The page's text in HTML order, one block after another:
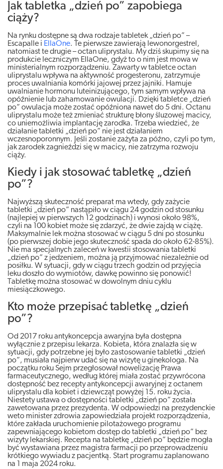
Jak tabletka „dzień po” zapobiega
ciąży?
Na rynku dostępne są dwa rodzaje tabletek „dzień po” –
Escapalle i EllaOne. Te pierwsze zawierają lewonorgestrel,
natomiast te drugie – octan uliprystalu. My dziś skupimy się na
produkcie leczniczym EllaOne, gdyż to o nim jest mowa w
ministerialnym rozporządzeniu. Zawarty w tabletce octan
uliprystalu wpływa na aktywność progesteronu, zatrzymuje
proces uwalniania komórki jajowej przez jajniki. Hamuje
uwalnianie hormonu luteinizującego, tym samym wpływa na
opóźnienie lub zahamowanie owulacji. Dzięki tabletce „dzień
po” owulacja może zostać opóźniona nawet do 5 dni. Octanu
uliprystalu może też zmieniać strukturę błony śluzowej macicy,
co uniemożliwia implantację zarodka. Trzeba wiedzieć, że
działanie tabletki „dzień po” nie jest działaniem
wczesnoporonnym. Jeśli zostanie zażyta za późno, czyli po tym,
jak zarodek zagnieździ się w macicy, nie zatrzyma rozwoju
ciąży.
Kiedy i jak stosować tabletkę „dzień
po”?
Najwyższą skuteczność preparat ma wtedy, gdy zażycie
tabletki „dzień po” nastąpiło w ciągu 24 godzin od stosunku
(najlepiej w pierwszych 12 godzinach) i wynosi około 98%,
czyli na 100 kobiet może się zdarzyć, że dwie zajdą w ciążę.
Maksymalnie lek można stosować w ciągu 5 dni po stosunku
(po pierwszej dobie jego skuteczność spada do około 62-85%).
Nie ma specjalnych zaleceń w kwestii stosowania tabletki
„dzień po” z jedzeniem, można ją przyjmować niezależnie od
posiłku. W sytuacji, gdy w ciągu trzech godzin od przyjęcia
leku doszło do wymiotów, dawkę powinno się ponowić!
Tabletkę można stosować w dowolnym dniu cyklu
miesiączkowego.
Kto może przepisać tabletkę „dzień
po”?
Od 2017 roku antykoncepcja awaryjna była dostępna
wyłącznie z przepisu lekarza. Kobieta, która znalazła się w
sytuacji, gdy potrzebne jej było zastosowanie tabletki „dzień
po”, musiała najpierw udać się na wizytę u ginekologa. Na
początku roku Sejm przegłosował nowelizację Prawa
farmaceutycznego, według której miała zostać przywrócona
dostępność bez recepty antykoncepcji awaryjnej z octanem
uliprystalu dla kobiet i dziewcząt powyżej 15. roku życia.
Niestety ustawa o dostępności tabletki „dzień po” została
zawetowana przez prezydenta. W odpowiedzi na prezydenckie
weto minister zdrowia zapowiedziała projekt rozporządzenia,
które zakłada uruchomienie pilotażowego programu
zapewniającego kobietom dostęp do tabletki „dzień po” bez
wizyty lekarskiej. Recepta na tabletkę „dzień po” będzie mogła
być wystawiana przez magistra farmacji po przeprowadzeniu
krótkiego wywiadu z pacjentką. Start programu zaplanowano
na 1 maja 2024 roku.